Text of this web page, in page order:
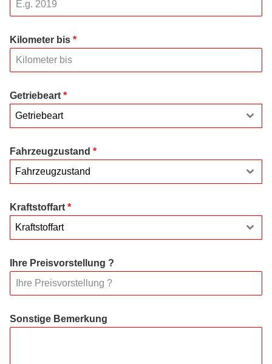
Kilometer bis *
Getriebeart *
Getriebeart
Fahrzeugzustand *
Fahrzeugzustand
Kraftstoffart *
Kraftstoffart
Ihre Preisvorstellung ?
Sonstige Bemerkung